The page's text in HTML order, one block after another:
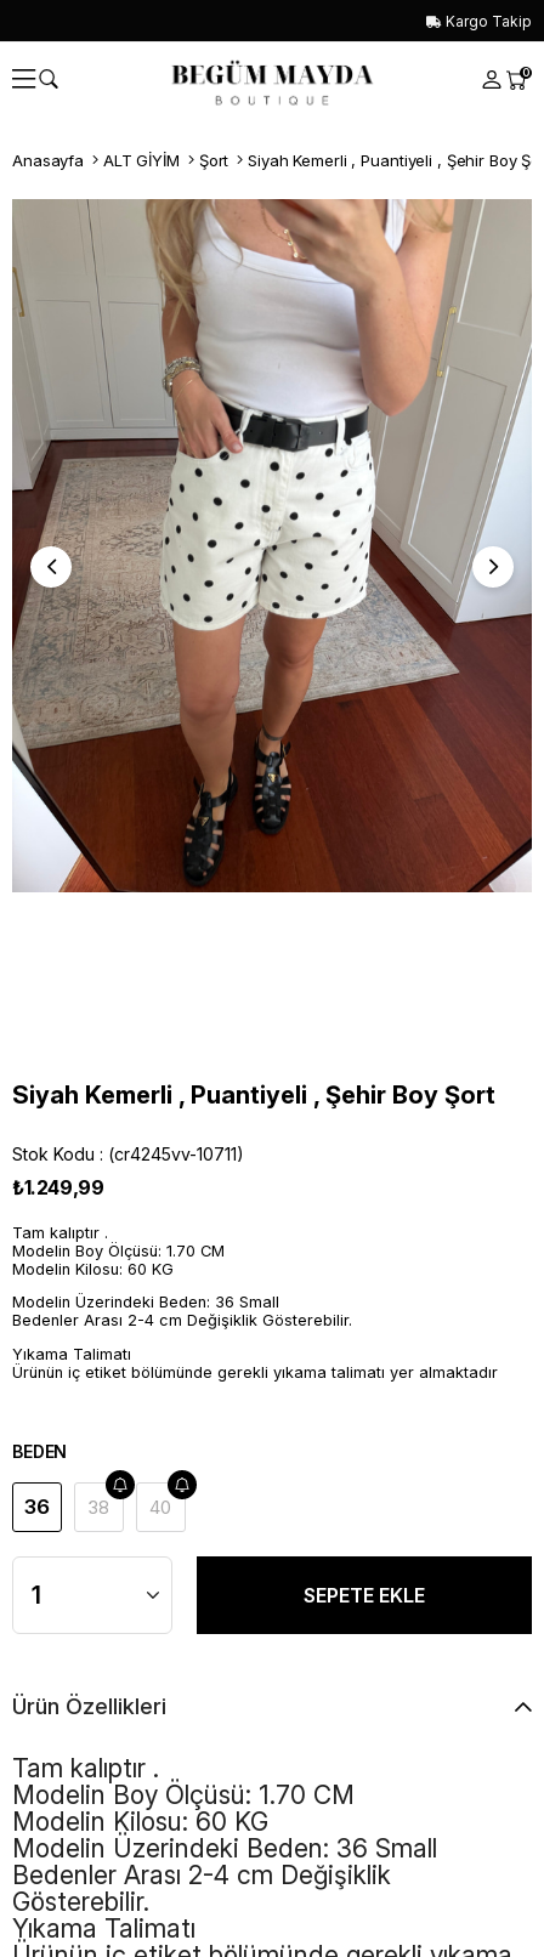
Kargo Takip
0
Anasayfa ALT GİYİM Şort Siyah Kemerli , Puantiyeli , Şehir Boy
Whatsapp İle Sipariş ver
Siyah Kemerli , Puantiyeli , Şehir Boy Şort
Stok Kodu (cr4245vv-10711)
₺1.249,99
Tam kalıptır .
Modelin Boy Ölçüsü: 1.70 CM
Modelin Kilosu: 60 KG
Modelin Üzerindeki Beden: 36 Small
Bedenler Arası 2-4 cm Değişiklik Gösterebilir.
Yıkama Talimatı
Ürünün iç etiket bölümünde gerekli yıkama talimatı yer almaktadır
BEDEN
36 38 40
Ürün Özellikleri
Tam kalıptır .
Modelin Boy Ölçüsü: 1.70 CM
Modelin Kilosu: 60 KG
Modelin Üzerindeki Beden: 36 Small
Bedenler Arası 2-4 cm Değişiklik
Gösterebilir.
Yıkama Talimatı